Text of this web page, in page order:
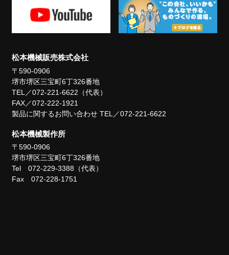
松本機械販売株式会社
〒590-0906
堺市堺区三宝町6丁326番地
TEL／072-221-6622（代表）
FAX／072-222-1921
製品に関するお問い合わせ TEL／072-221-6622
松本機械製作所
〒590-0906
堺市堺区三宝町6丁326番地
Tel 072-229-3388（代表）
Fax 072-228-1751